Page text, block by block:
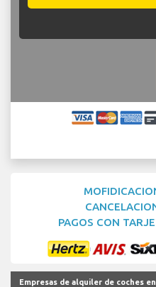
PAGOS CON
Empresas de alquiler de coches